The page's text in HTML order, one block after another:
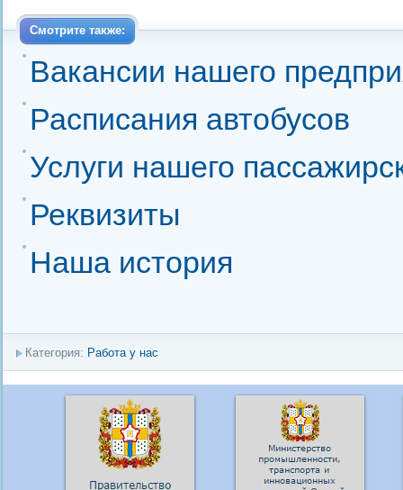
Смотрите также:
Вакансии нашего
Расписания автобусов
Услуги нашего
Реквизиты
Наша история
Категория: Работа у нас